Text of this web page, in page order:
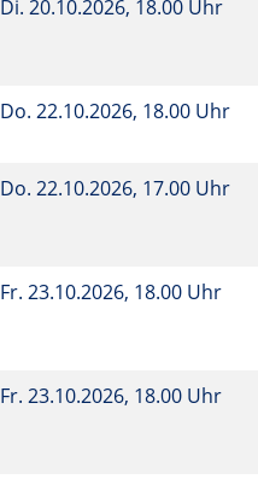
Di. 20.10.2026, 18.00 Uhr
Do. 22.10.2026, 18.00 Uhr
Do. 22.10.2026, 17.00 Uhr
Fr. 23.10.2026, 18.00 Uhr
Fr. 23.10.2026, 18.00 Uhr